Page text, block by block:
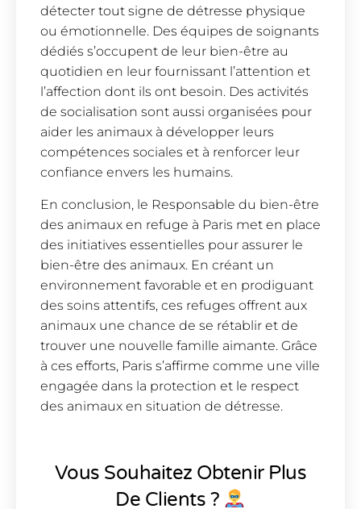
détecter tout signe de détresse physique
ou émotionnelle. Des équipes de soignants
dédiés s’occupent de leur bien-être au
quotidien en leur fournissant l’attention et
l’affection dont ils ont besoin. Des activités
de socialisation sont aussi organisées pour
aider les animaux à développer leurs
compétences sociales et à renforcer leur
confiance envers les humains.
En conclusion, le Responsable du bien-être
des animaux en refuge à Paris met en place
des initiatives essentielles pour assurer le
bien-être des animaux. En créant un
environnement favorable et en prodiguant
des soins attentifs, ces refuges offrent aux
animaux une chance de se rétablir et de
trouver une nouvelle famille aimante. Grâce
à ces efforts, Paris s’affirme comme une ville
engagée dans la protection et le respect
des animaux en situation de détresse.
Vous Souhaitez Obtenir Plus
De Clients ?